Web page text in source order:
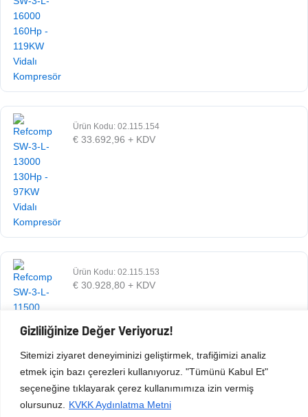
Gizliliğinize Değer Veriyoruz!
Sitemizi ziyaret deneyiminizi geliştirmek, trafiğimizi analiz
etmek için bazı çerezleri kullanıyoruz. "Tümünü Kabul Et"
seçeneğine tıklayarak çerez kullanımımıza izin vermiş
olursunuz.
KVKK Aydınlatma Metni
Ürün Kodu: 02.115.154
€ 33.692,96 + KDV
Ürün Kodu: 02.115.153
€ 30.928,80 + KDV